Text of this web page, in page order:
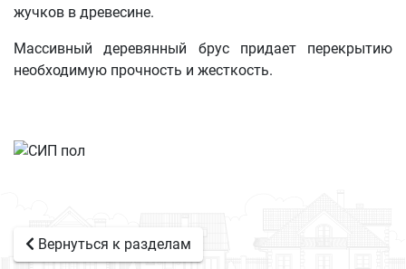
жучков в древесине.
Массивный деревянный брус придает перекрытию
необходимую прочность и жесткость.
Вернуться к разделам